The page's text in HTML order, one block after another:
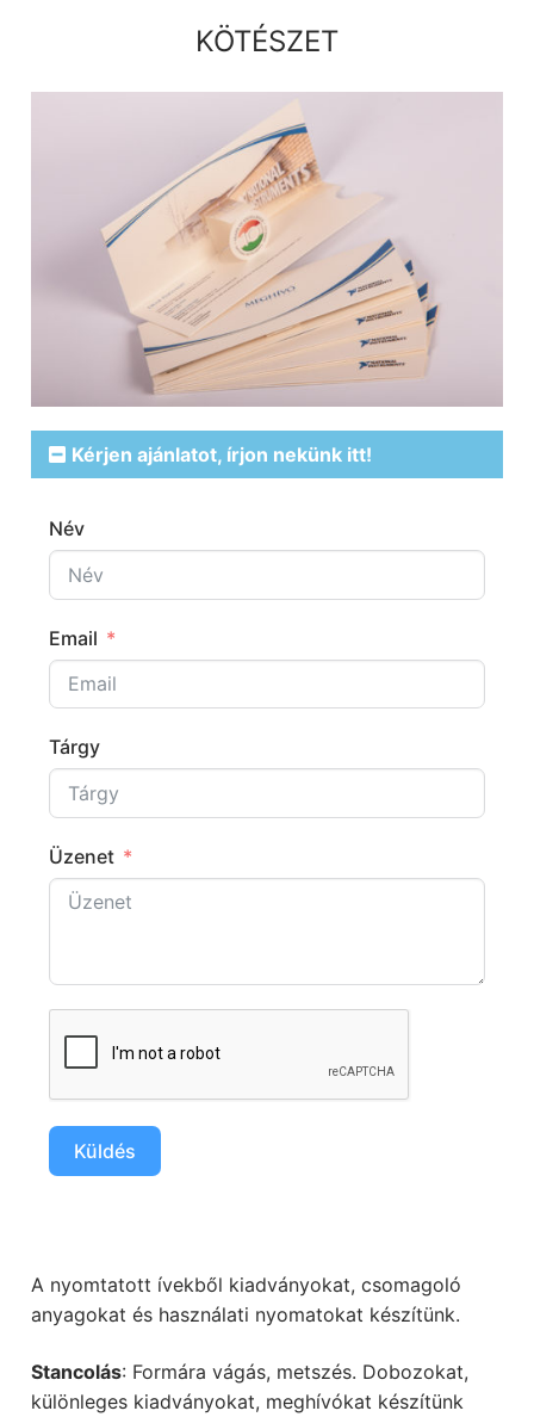
KÖTÉSZET
Kérjen ajánlatot, írjon nekünk itt!
Név
Email
Tárgy
Üzenet
Küldés
A nyomtatott ívekből kiadványokat, csomagoló
anyagokat és használati nyomatokat készítünk.
Stancolás: Formára vágás, metszés. Dobozokat,
különleges kiadványokat, meghívókat készítünk